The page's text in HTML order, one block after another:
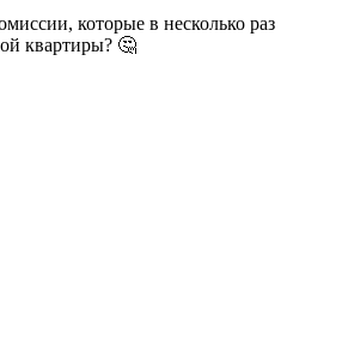
которые в несколько раз
квартиры? 🤔